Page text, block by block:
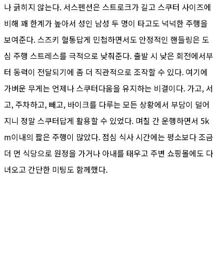
나 긁히지 않는다. 서스펜션은 스트로크가 길고 스쿠터 사이즈에
비해 꽤 한계가 높아서 성인 남성 두 명이 타고도 넉넉한 주행을
보여준다. 스즈키 혈통답게 민첩하면서도 안정적인 핸들링은 도
심 주행 스트레스를 극적으로 낮춰준다. 출발 시 낮은 회전에서부
터 동력이 전달되기에 좀 더 직관적으로 조작할 수 있다. 여기에
가벼운 무게는 언제나 스쿠터다움을 유지하는 비결이다. 가고, 서
고, 주차하고, 빼고, 바이크를 다루는 모든 상황에서 부담이 덜어
지니 정말 스쿠터답게 활용할 수 있었다. 며칠 간 운행하면서 5k
m이내의 짧은 주행이 많았다. 점심 식사 시간에는 평소보다 조금
더 먼 식당으로 원정을 가거나 아내를 태우고 주변 쇼핑몰에도 다
녀오고 간단한 미팅도 함께했다.